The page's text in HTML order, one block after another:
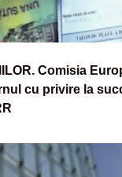
Comisia
cu privire la